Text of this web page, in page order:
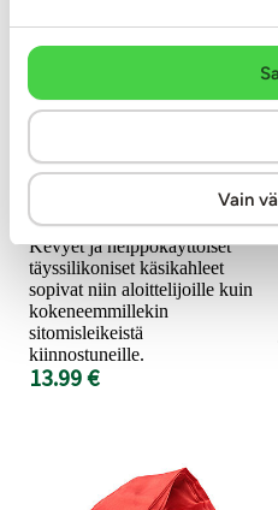
Vain
SEI MIO
Silikonikahleet, M
Täysin äänettömät sekä
huippukestävät käsiraudat
yksinoikeudella Kaalimadolta!
Kevyet ja helppokäyttöiset
täyssilikoniset käsikahleet
sopivat niin aloittelijoille kuin
kokeneemmillekin
sitomisleikeistä
kiinnostuneille.
13.99 €